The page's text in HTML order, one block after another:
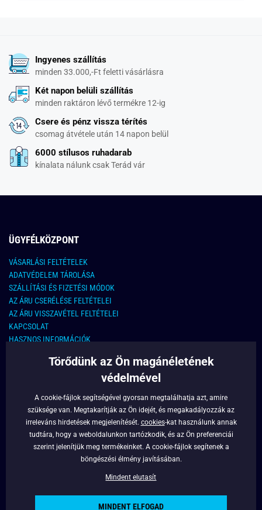
Ingyenes szállítás
minden 33.000,-Ft feletti vásárlásra
Két napon belüli szállítás
minden raktáron lévő termékre 12-ig
Csere és pénz vissza térítés
csomag átvétele után 14 napon belül
6000 stílusos ruhadarab
kínalata nálunk csak Terád vár
ÜGYFÉLKÖZPONT
VÁSARLÁSI FELTÉTELEK
ADATVÉDELEM TÁROLÁSA
SZÁLLÍTÁSI ÉS FIZETÉSI MÓDOK
AZ ÁRU CSERÉLÉSE FELTÉTELEI
AZ ÁRU VISSZAVÉTEL FELTÉTELEI
KAPCSOLAT
HASZNOS INFORMÁCIÓK
KAPCSOLAT
info@legyferfi.hu
FONTOS INFORMÁCIÓK
RÓLUNK
Törődünk az Ön magánéletének
védelmével
A cookie-fájlok segítségével gyorsan megtalálhatja azt, amire
szüksége van. Megtakarítják az Ön idejét, és megakadályozzák az
irreleváns hirdetések megjelenítését. cookies-kat használunk annak
tudtára, hogy a weboldalunkon tartózkodik, és az Ön preferenciái
szerint jelenítjük meg termékeinket. A cookie-fájlok segítenek a
böngészési élmény javításában.
Mindent elutasít
MINDENT ELFOGAD